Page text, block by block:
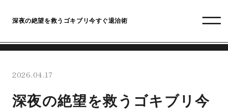
深夜の絶望を救うゴキブリ今すぐ退治術
2026.04.17
深夜の絶望を救うゴキブリ今